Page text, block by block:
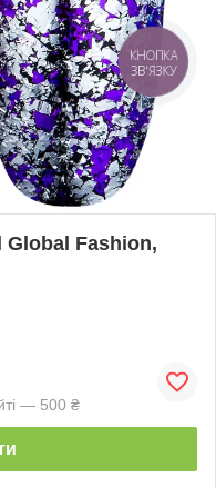
Global Fashion,
— 500 ₴
КНОПКА
ЗВ'ЯЗКУ